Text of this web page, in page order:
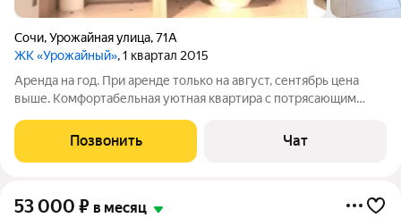
Сочи,Урожайная улица,71А
ЖК «Урожайный», 1 квартал 2015
Аренда на год. При аренде только на август, сентябрь цена
выше. Комфортабельная уютная квартира с потрясающим
"Урожайный". Изолированная спальня и гостиная с кухней-
столовой. Отопление
Позвонить Чат
53 000 ₽ в месяц